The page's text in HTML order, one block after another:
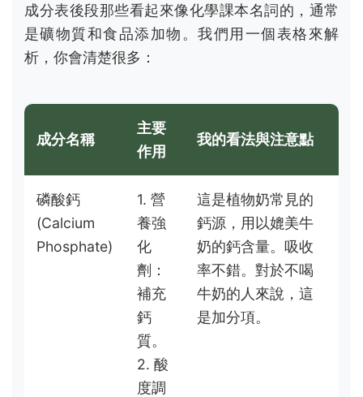
成分表後段那些看起來像化學課本名詞的，通常
是礦物質和食品添加物。我們用一個表格來解
析，你會清楚很多：
成分名稱
主要
作用
我的看法與注意點
磷酸鈣
(Calcium
Phosphate)
1. 營
養強
化
劑：
補充
鈣
質。
2. 酸
度調
這是植物奶常見的
鈣源，用以媲美牛
奶的鈣含量。吸收
率不錯。對於不喝
牛奶的人來說，這
是加分項。